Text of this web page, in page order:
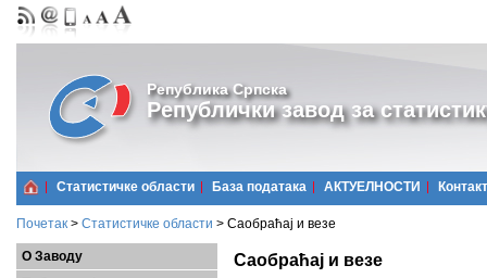
Република Српска
Републички завод за
Статистичке области Базa података АКТУЕЛНОСТИ Контакт
Почетак > Статистичке области > Саобраћај и везе
О Заводу
Саобраћај и везе